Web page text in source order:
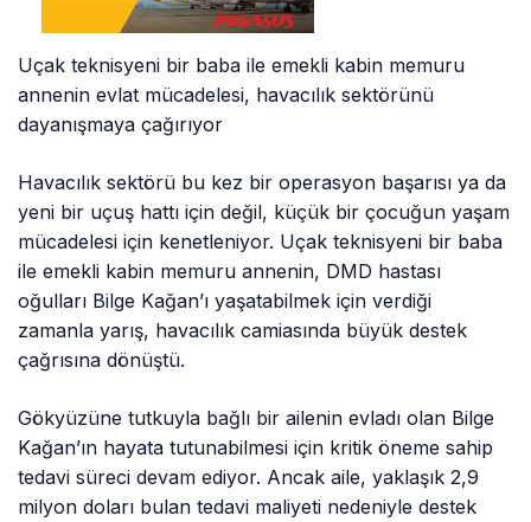
Uçak teknisyeni bir baba ile emekli kabin memuru
annenin evlat mücadelesi, havacılık sektörünü
dayanışmaya çağırıyor
Havacılık sektörü bu kez bir operasyon başarısı ya da
yeni bir uçuş hattı için değil, küçük bir çocuğun yaşam
mücadelesi için kenetleniyor. Uçak teknisyeni bir baba
ile emekli kabin memuru annenin, DMD hastası
oğulları Bilge Kağan’ı yaşatabilmek için verdiği
zamanla yarış, havacılık camiasında büyük destek
çağrısına dönüştü.
Gökyüzüne tutkuyla bağlı bir ailenin evladı olan Bilge
Kağan’ın hayata tutunabilmesi için kritik öneme sahip
tedavi süreci devam ediyor. Ancak aile, yaklaşık 2,9
milyon doları bulan tedavi maliyeti nedeniyle destek